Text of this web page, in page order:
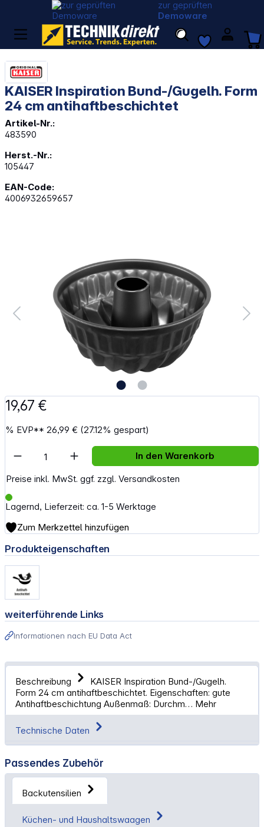
zur geprüften
Demoware
KAISER Inspiration Bund-/Gugelh. Form
24 cm antihaftbeschichtet
Artikel-Nr.:
483590
Herst.-Nr.:
105447
EAN-Code:
4006932659657
19,67 €
% EVP**26,99 € (27.12% gespart)
Preise inkl. MwSt. ggf. zzgl. Versandkosten
Lagernd, Lieferzeit: ca. 1-5 Werktage
Artikel Anzahl: Gib den gewünschten
In den Warenkorb
Zum Merkzettel hinzufügen
Produkteigenschaften
weiterführende Links
Informationen nach EU Data Act
Beschreibung
KAISER Inspiration Bund-/Gugelh.
Form 24 cm antihaftbeschichtet. Eigenschaften: gute
Antihaftbeschichtung Außenmaß: Durchm… Mehr
Technische Daten
Passendes Zubehör
Backutensilien
Küchen- und Haushaltswaagen